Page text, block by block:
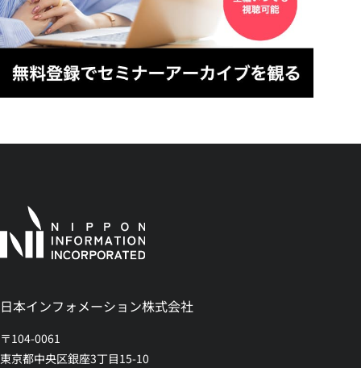
日本インフォメーション株式会社
〒104-0061
東京都中央区銀座3丁目15-10